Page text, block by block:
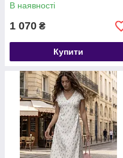
В наявності
1 070 ₴
Купити